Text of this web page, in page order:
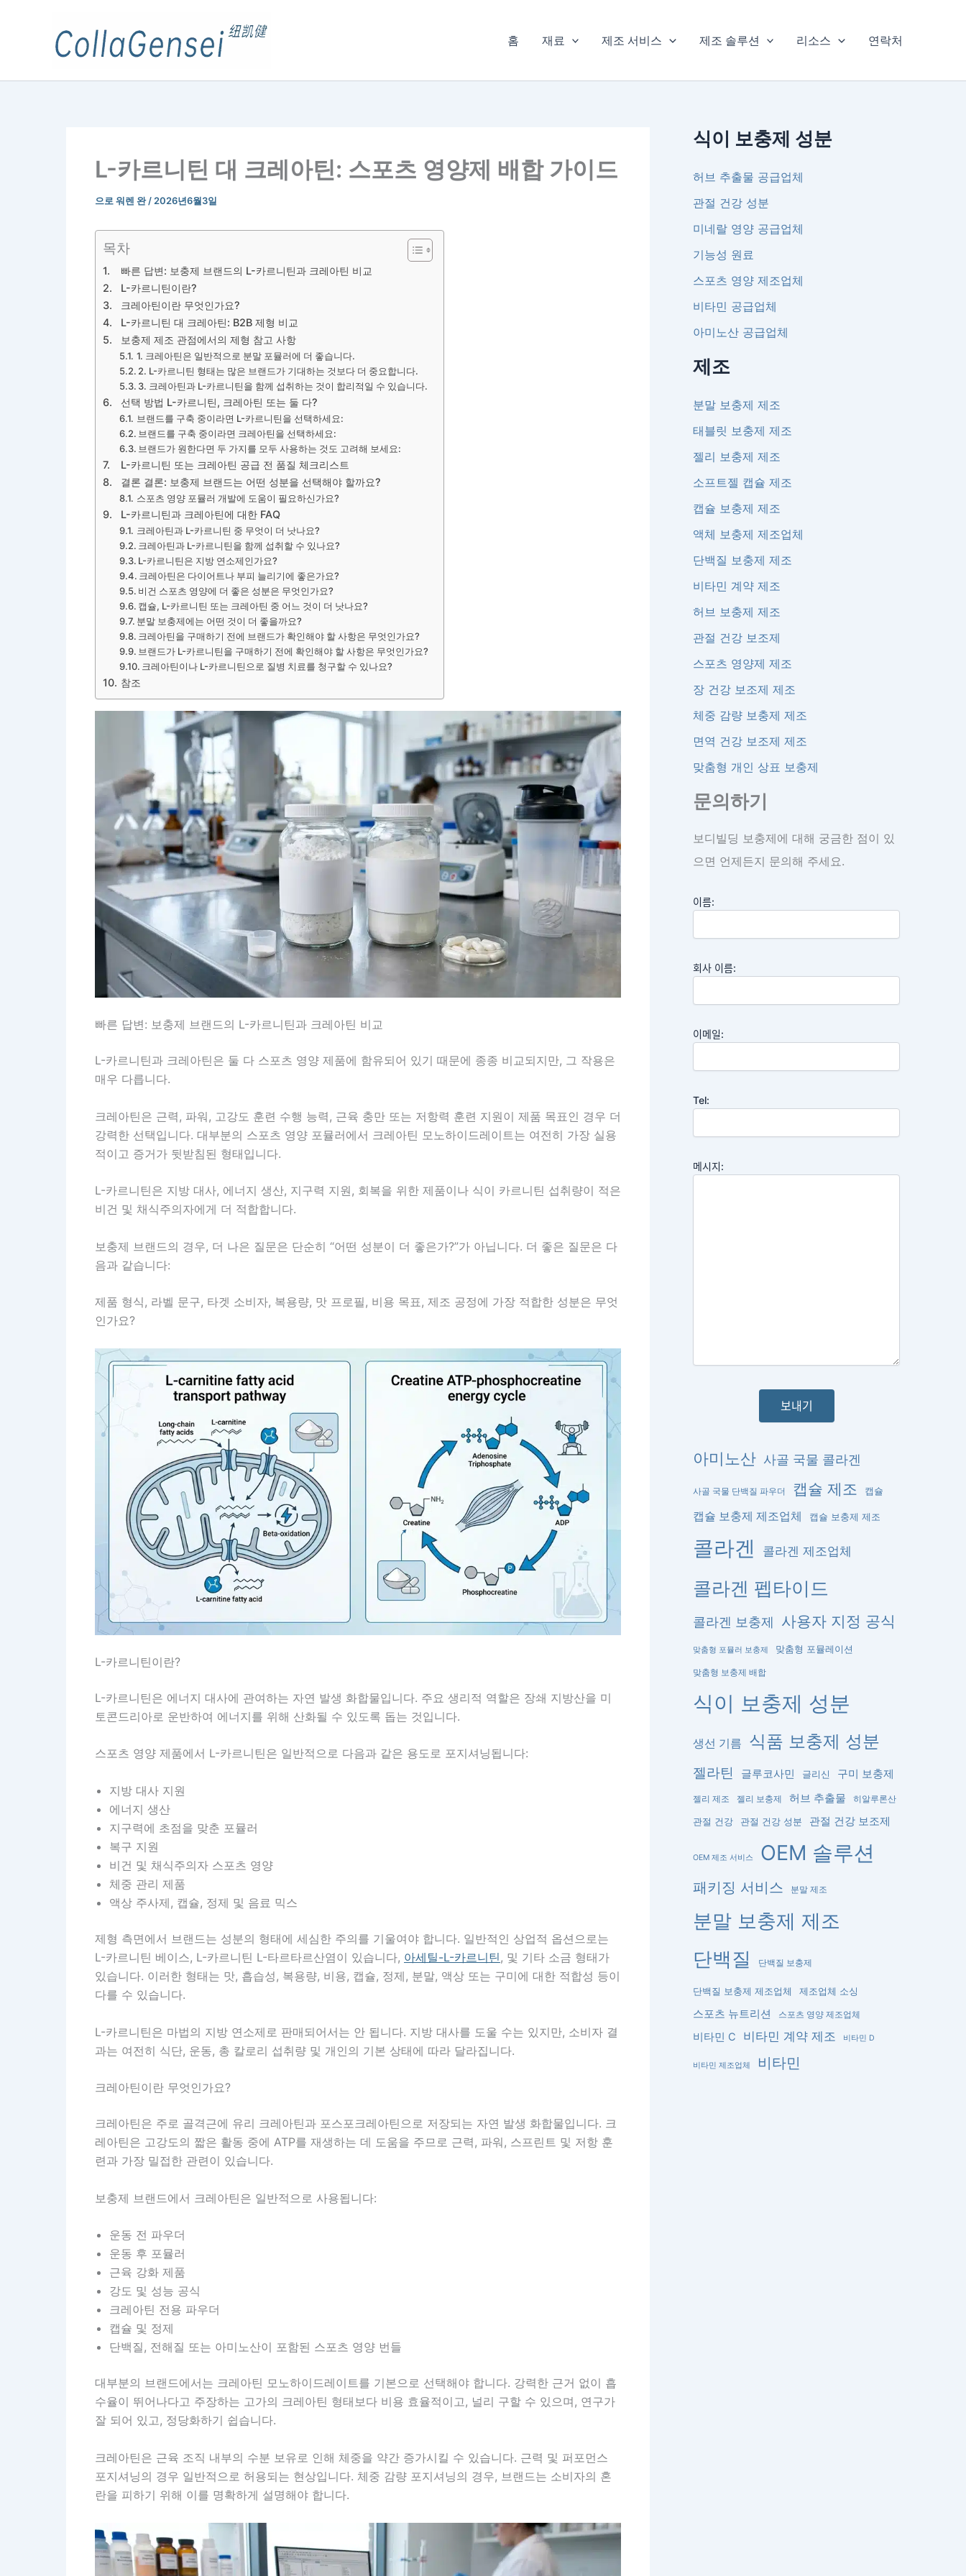
홈 재료 제조 서비스 제조 솔루션 리소스 연락처
L-카르니틴 대 크레아틴: 스포츠 영양제 배합 가이드
으로 워렌 완/ 2026년6월3일
목차
빠른 답변: 보충제 브랜드의 L-카르니틴과 크레아틴 비교
L-카르니틴이란?
크레아틴이란 무엇인가요?
L-카르니틴 대 크레아틴: B2B 제형 비교
보충제 제조 관점에서의 제형 참고 사항
1. 크레아틴은 일반적으로 분말 포뮬러에 더 좋습니다.
2. L-카르니틴 형태는 많은 브랜드가 기대하는 것보다 더 중요합니다.
3. 크레아틴과 L-카르니틴을 함께 섭취하는 것이 합리적일 수 있습니다.
선택 방법 L-카르니틴, 크레아틴 또는 둘 다?
브랜드를 구축 중이라면 L-카르니틴을 선택하세요:
브랜드를 구축 중이라면 크레아틴을 선택하세요:
브랜드가 원한다면 두 가지를 모두 사용하는 것도 고려해 보세요:
L-카르니틴 또는 크레아틴 공급 전 품질 체크리스트
결론 결론: 보충제 브랜드는 어떤 성분을 선택해야 할까요?
스포츠 영양 포뮬러 개발에 도움이 필요하신가요?
L-카르니틴과 크레아틴에 대한 FAQ
크레아틴과 L-카르니틴 중 무엇이 더 낫나요?
크레아틴과 L-카르니틴을 함께 섭취할 수 있나요?
L-카르니틴은 지방 연소제인가요?
크레아틴은 다이어트나 부피 늘리기에 좋은가요?
비건 스포츠 영양에 더 좋은 성분은 무엇인가요?
캡슐, L-카르니틴 또는 크레아틴 중 어느 것이 더 낫나요?
분말 보충제에는 어떤 것이 더 좋을까요?
크레아틴을 구매하기 전에 브랜드가 확인해야 할 사항은 무엇인가요?
브랜드가 L-카르니틴을 구매하기 전에 확인해야 할 사항은 무엇인가요?
크레아틴이나 L-카르니틴으로 질병 치료를 청구할 수 있나요?
참조
빠른 답변: 보충제 브랜드의 L-카르니틴과 크레아틴 비교
L-카르니틴과 크레아틴은 둘 다 스포츠 영양 제품에 함유되어 있기 때문에 종종 비교되지만, 그 작용은
매우 다릅니다.
크레아틴은 근력, 파워, 고강도 훈련 수행 능력, 근육 충만 또는 저항력 훈련 지원이 제품 목표인 경우 더
강력한 선택입니다. 대부분의 스포츠 영양 포뮬러에서 크레아틴 모노하이드레이트는 여전히 가장 실용
적이고 증거가 뒷받침된 형태입니다.
L-카르니틴은 지방 대사, 에너지 생산, 지구력 지원, 회복을 위한 제품이나 식이 카르니틴 섭취량이 적은
비건 및 채식주의자에게 더 적합합니다.
보충제 브랜드의 경우, 더 나은 질문은 단순히 “어떤 성분이 더 좋은가?”가 아닙니다. 더 좋은 질문은 다
음과 같습니다:
제품 형식, 라벨 문구, 타겟 소비자, 복용량, 맛 프로필, 비용 목표, 제조 공정에 가장 적합한 성분은 무엇
인가요?
L-카르니틴이란?
L-카르니틴은 에너지 대사에 관여하는 자연 발생 화합물입니다. 주요 생리적 역할은 장쇄 지방산을 미
토콘드리아로 운반하여 에너지를 위해 산화될 수 있도록 돕는 것입니다.
스포츠 영양 제품에서 L-카르니틴은 일반적으로 다음과 같은 용도로 포지셔닝됩니다:
지방 대사 지원
에너지 생산
지구력에 초점을 맞춘 포뮬러
복구 지원
비건 및 채식주의자 스포츠 영양
체중 관리 제품
액상 주사제, 캡슐, 정제 및 음료 믹스
제형 측면에서 브랜드는 성분의 형태에 세심한 주의를 기울여야 합니다. 일반적인 상업적 옵션으로는
L-카르니틴 베이스, L-카르니틴 L-타르타르산염이 있습니다, 아세틸-L-카르니틴, 및 기타 소금 형태가
있습니다. 이러한 형태는 맛, 흡습성, 복용량, 비용, 캡슐, 정제, 분말, 액상 또는 구미에 대한 적합성 등이
다를 수 있습니다.
L-카르니틴은 마법의 지방 연소제로 판매되어서는 안 됩니다. 지방 대사를 도울 수는 있지만, 소비자 결
과는 여전히 식단, 운동, 총 칼로리 섭취량 및 개인의 기본 상태에 따라 달라집니다.
크레아틴이란 무엇인가요?
크레아틴은 주로 골격근에 유리 크레아틴과 포스포크레아틴으로 저장되는 자연 발생 화합물입니다. 크
레아틴은 고강도의 짧은 활동 중에 ATP를 재생하는 데 도움을 주므로 근력, 파워, 스프린트 및 저항 훈
련과 가장 밀접한 관련이 있습니다.
보충제 브랜드에서 크레아틴은 일반적으로 사용됩니다:
운동 전 파우더
운동 후 포뮬러
근육 강화 제품
강도 및 성능 공식
크레아틴 전용 파우더
캡슐 및 정제
단백질, 전해질 또는 아미노산이 포함된 스포츠 영양 번들
대부분의 브랜드에서는 크레아틴 모노하이드레이트를 기본으로 선택해야 합니다. 강력한 근거 없이 흡
수율이 뛰어나다고 주장하는 고가의 크레아틴 형태보다 비용 효율적이고, 널리 구할 수 있으며, 연구가
잘 되어 있고, 정당화하기 쉽습니다.
크레아틴은 근육 조직 내부의 수분 보유로 인해 체중을 약간 증가시킬 수 있습니다. 근력 및 퍼포먼스
포지셔닝의 경우 일반적으로 허용되는 현상입니다. 체중 감량 포지셔닝의 경우, 브랜드는 소비자의 혼
란을 피하기 위해 이를 명확하게 설명해야 합니다.
식이 보충제 성분
허브 추출물 공급업체
관절 건강 성분
미네랄 영양 공급업체
기능성 원료
스포츠 영양 제조업체
비타민 공급업체
아미노산 공급업체
제조
분말 보충제 제조
태블릿 보충제 제조
젤리 보충제 제조
소프트젤 캡슐 제조
캡슐 보충제 제조
액체 보충제 제조업체
단백질 보충제 제조
비타민 계약 제조
허브 보충제 제조
관절 건강 보조제
스포츠 영양제 제조
장 건강 보조제 제조
체중 감량 보충제 제조
면역 건강 보조제 제조
맞춤형 개인 상표 보충제
문의하기
보디빌딩 보충제에 대해 궁금한 점이 있
으면 언제든지 문의해 주세요.
이름:
회사 이름:
이메일:
Tel:
메시지:
아미노산 사골 국물 콜라겐
사골 국물 단백질 파우더 캡슐 제조 캡슐
캡슐 보충제 제조업체 캡슐 보충제 제조
콜라겐 콜라겐 제조업체
콜라겐 펩타이드
콜라겐 보충제 사용자 지정 공식
맞춤형 포뮬러 보충제 맞춤형 포뮬레이션
맞춤형 보충제 배합
식이 보충제 성분
생선 기름 식품 보충제 성분
젤라틴 글루코사민 글리신 구미 보충제
젤리 제조 젤리 보충제 허브 추출물 히알루론산
관절 건강 관절 건강 성분 관절 건강 보조제
OEM 제조 서비스 OEM 솔루션
패키징 서비스 분말 제조
분말 보충제 제조
단백질 단백질 보충제
단백질 보충제 제조업체 제조업체 소싱
스포츠 뉴트리션 스포츠 영양 제조업체
비타민 C 비타민 계약 제조 비타민 D
비타민 제조업체 비타민